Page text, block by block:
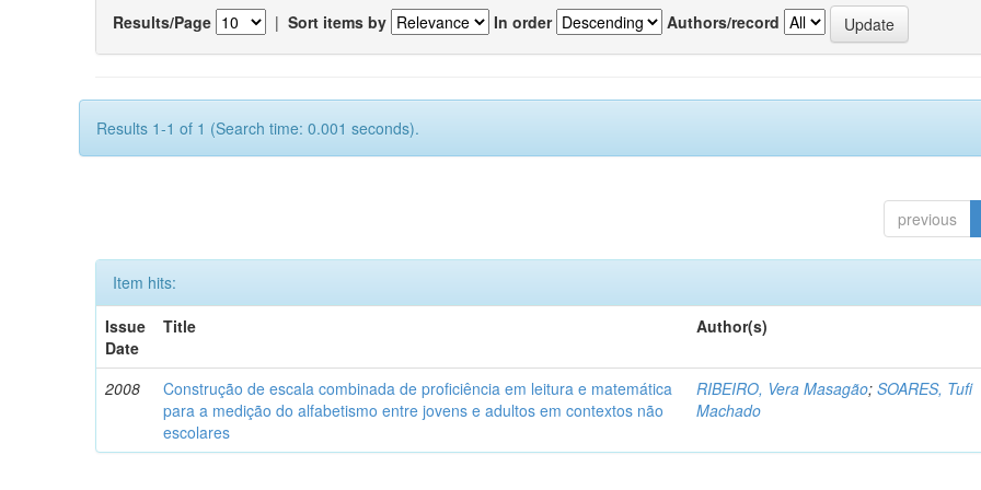
Results/Page | Sort items by In order Authors/record
Results 1-1 of 1 (Search time: 0.001 seconds).
previous
Item hits:
Issue
Date
Title Author(s)
2008
Construção de escala combinada de proficiência em leitura e matemática
para a medição do alfabetismo entre jovens e adultos em contextos não
escolares
RIBEIRO, Vera Masagão; SOARES, Tufi
Machado